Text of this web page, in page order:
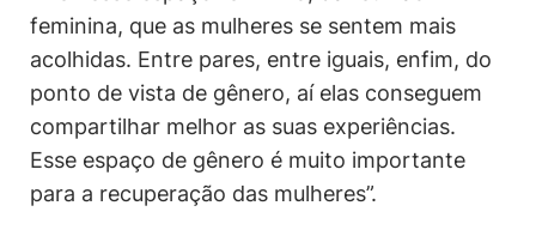
feminina, que as mulheres se sentem mais
acolhidas. Entre pares, entre iguais, enfim, do
ponto de vista de gênero, aí elas conseguem
compartilhar melhor as suas experiências.
Esse espaço de gênero é muito importante
para a recuperação das mulheres”.